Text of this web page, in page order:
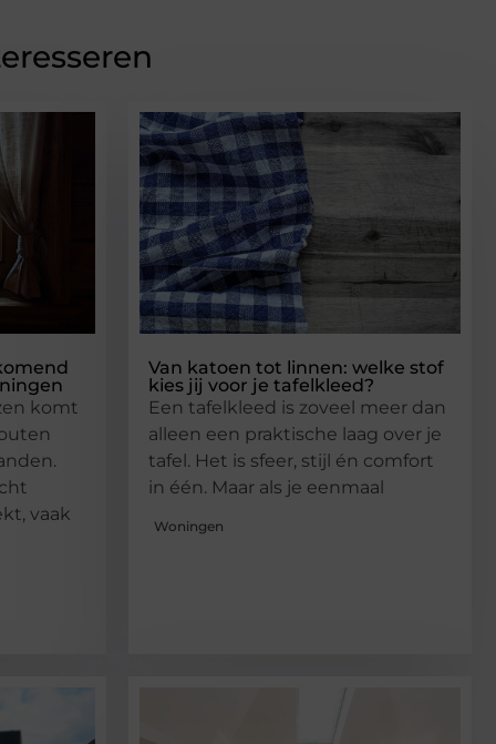
komt
vaak
Van katoen tot linnen: welke stof
kies jij voor je tafelkleed?
Een tafelkleed is zoveel meer dan
alleen een praktische laag over je
tafel. Het is sfeer, stijl én comfort
in één. Maar als je eenmaal
Woningen